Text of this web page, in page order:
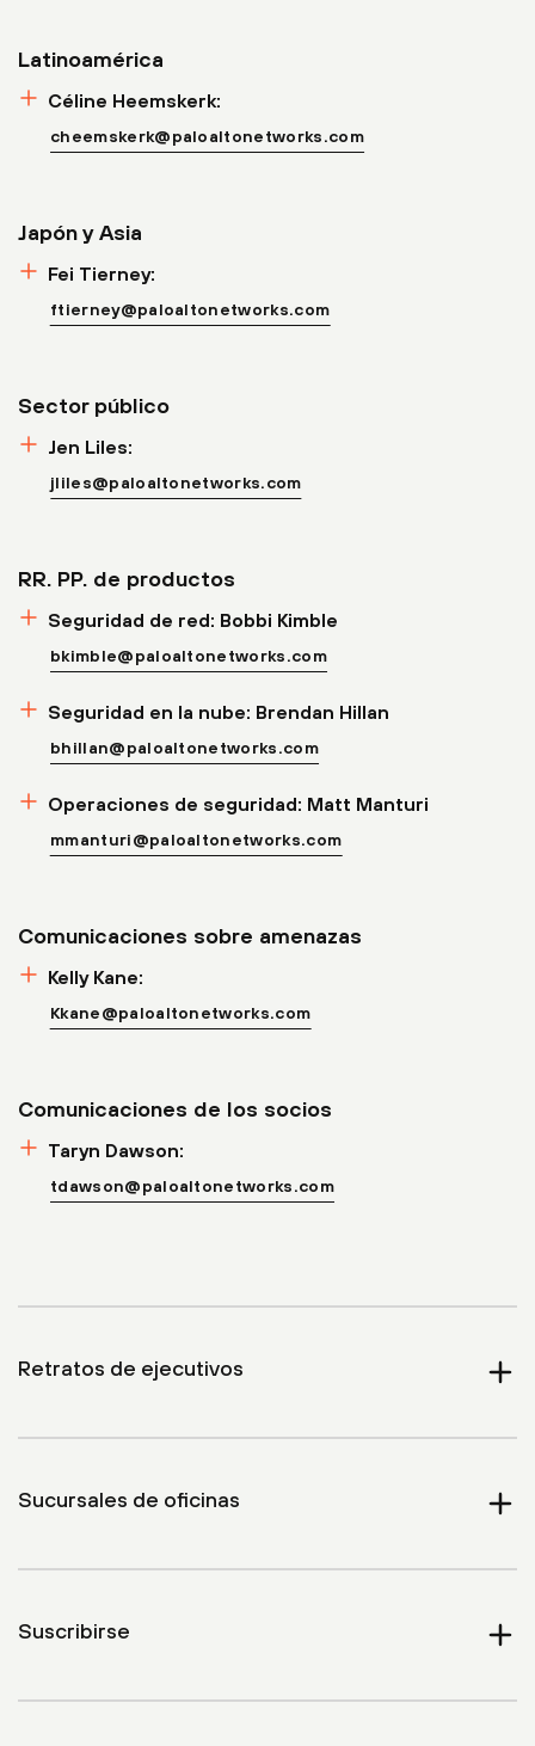
Latinoamérica
Céline Heemskerk:
cheemskerk@paloaltonetworks.com
Japón y Asia
Fei Tierney:
ftierney@paloaltonetworks.com
Sector público
Jen Liles:
jliles@paloaltonetworks.com
RR. PP. de productos
Seguridad de red: Bobbi Kimble
bkimble@paloaltonetworks.com
Seguridad en la nube: Brendan Hillan
bhillan@paloaltonetworks.com
Operaciones de seguridad: Matt Manturi
mmanturi@paloaltonetworks.com
Comunicaciones sobre amenazas
Kelly Kane:
Kkane@paloaltonetworks.com
Comunicaciones de los socios
Taryn Dawson:
tdawson@paloaltonetworks.com
Retratos de ejecutivos
Sucursales de oficinas
Suscribirse